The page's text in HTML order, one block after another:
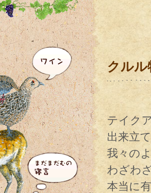
クル
テイク
出来立
我々の
わざわ
本当に